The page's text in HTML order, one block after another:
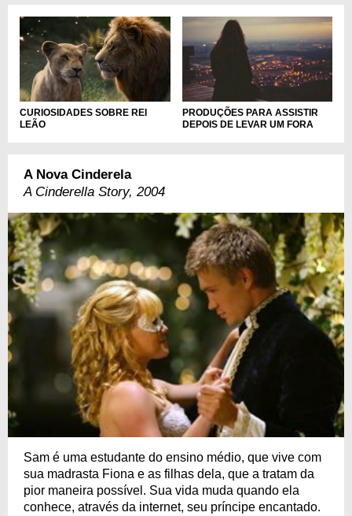
CURIOSIDADES SOBRE REI
LEÃO
PRODUÇÕES PARA ASSISTIR
DEPOIS DE LEVAR UM FORA
A Nova Cinderela
A Cinderella Story, 2004
Sam é uma estudante do ensino médio, que vive com
sua madrasta Fiona e as filhas dela, que a tratam da
pior maneira possível. Sua vida muda quando ela
conhece, através da internet, seu príncipe encantado.